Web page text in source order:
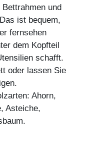
und
ist bequem,
fernsehen
dem Kopfteil
schafft.
oder lassen Sie
Ahorn,
Asteiche,